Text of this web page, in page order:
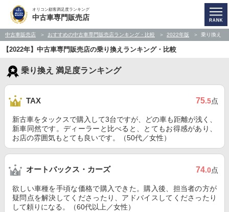
オリコン顧客満足度ランキング
中古車専門販売店
中古車販売店 おすすめの中古車専門販売店ランキング・比較 2022年版 乗り換え
【2022年】中古車専門販売店の乗り換えランキング・比較
乗り換え 満足度ランキング
TAX 75.5点
新古車をタックスで購入して3台ですが、どの車も距離が浅く、
新車同然です。ディーラーと比べると、とてもお得感があり、
お店の雰囲気もとても良いです。（50代／女性）
オートバックス・カーズ 74.0点
欲しい車種を手頃な価格で購入できた。購入後、担当者の方が
疑問点を解決してくださったり、アドバイスしてくださったり
して頼りになる。（60代以上／女性）